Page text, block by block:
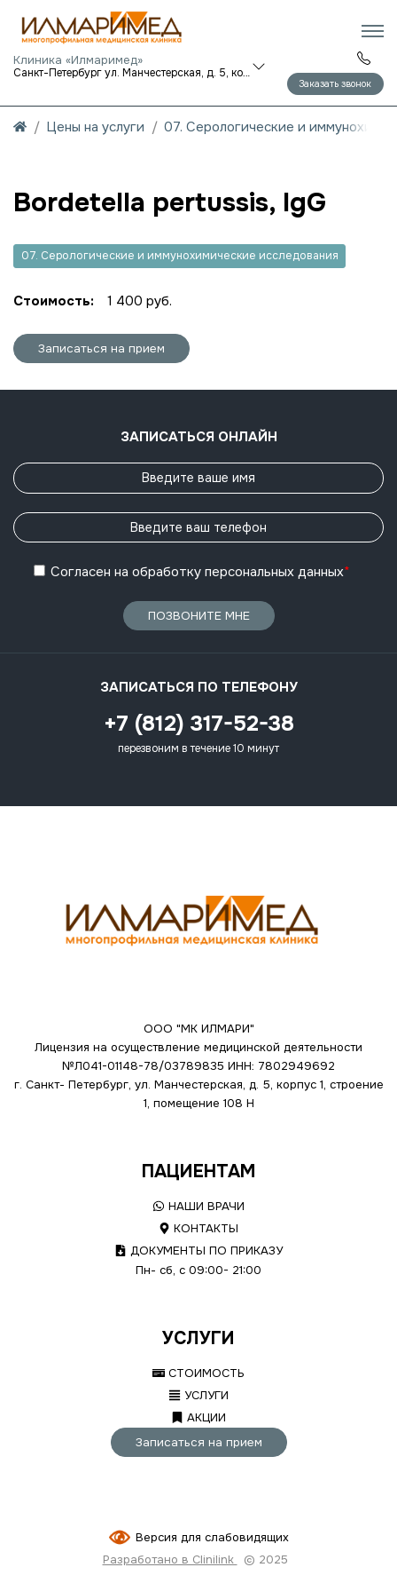
Клиника «Илмаримед»
Санкт-Петербург ул. Манчестерская, д. 5, корп. 1
Заказать звонок
Цены на услуги 07. Серологические и
Bordetella pertussis, IgG
07. Серологические и иммунохимические исследования
Стоимость: 1 400 руб.
Записаться на прием
ЗАПИСАТЬСЯ ОНЛАЙН
Согласен на обработку персональных данных*
ПОЗВОНИТЕ МНЕ
ЗАПИСАТЬСЯ ПО ТЕЛЕФОНУ
+7 (812) 317-52-38
перезвоним в течение 10 минут
ООО "МК ИЛМАРИ"
Лицензия на осуществление медицинской деятельности
№Л041-01148-78/03789835 ИНН: 7802949692
г. Санкт- Петербург, ул. Манчестерская, д. 5, корпус 1, строение
1, помещение 108 Н
ПАЦИЕНТАМ
НАШИ ВРАЧИ
КОНТАКТЫ
ДОКУМЕНТЫ ПО ПРИКАЗУ
Пн- сб, с 09:00- 21:00
УСЛУГИ
СТОИМОСТЬ
УСЛУГИ
АКЦИИ
Записаться на прием
Версия для слабовидящих
Разработано в Clinilink
© 2025